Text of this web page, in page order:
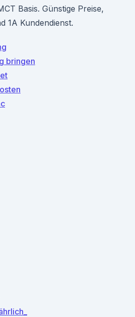
Basis. Günstige Preise,
1A Kundendienst.
bringen